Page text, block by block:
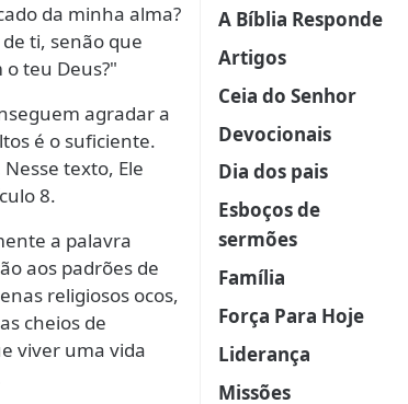
da minha alma?
ti, senão que
teu Deus?"
agradar a
é o suficiente.
texto, Ele
8.
a palavra
aos padrões de
religiosos ocos,
cheios de
viver uma vida
A Bíblia Responde
Artigos
Ceia do Senhor
Devocionais
Dia dos pais
Esboços de
sermões
Família
Força Para Hoje
Liderança
Missões